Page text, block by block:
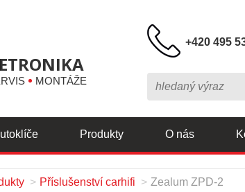
MONTÁŽE
+420 495
Produkty O nás
Příslušenství carhifi Zealum ZPD-2